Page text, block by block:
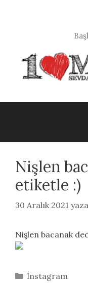
Nişlen
etiketle :)
30 Aralık 2021
Nişlen bacanak
Kategoriler
İnstagram